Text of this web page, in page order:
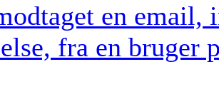
en email,
fra en bruger